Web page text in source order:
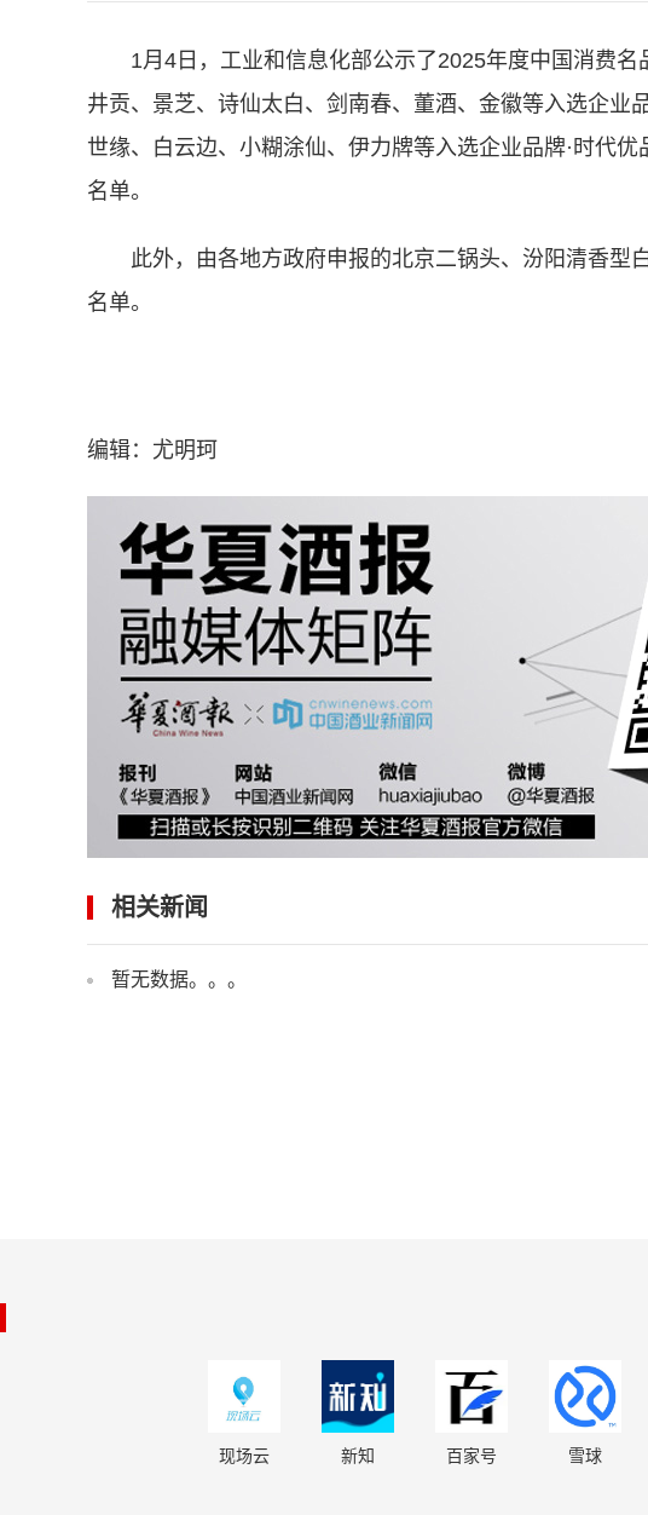
1月4日，工业和信息化部公示了2025年度中国消费
井贡、景芝、诗仙太白、剑南春、董酒、金徽等入选企业
世缘、白云边、小糊涂仙、伊力牌等入选企业品牌·时代
名单。
此外，由各地方政府申报的北京二锅头、汾阳清香型
名单。
编辑：尤明珂
相关新闻
暂无数据。。。
现场云 新知 百家号 雪球